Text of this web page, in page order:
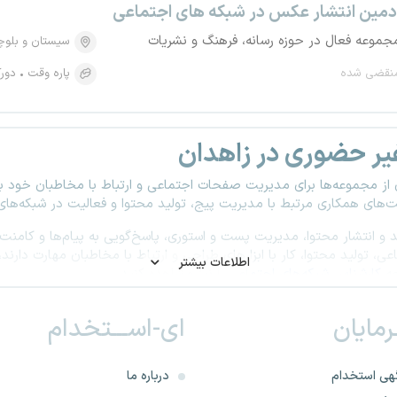
انتشار عکس در شبکه های اجتماعی
فعال در حوزه رسانه، فرهنگ و نشریات
شده
سیستان و
پاره وقت
اطلاعات بیشتر
حضوری در زاهدان
مجموعه‌ها برای مدیریت صفحات اجتماعی و ارتباط با مخاطبان خود
همکاری مرتبط با مدیریت پیج، تولید محتوا و فعالیت در
انتشار محتوا، مدیریت پست و استوری، پاسخ‌گویی به پیام‌ها و
تولید محتوا، کار با ابزارهای طراحی و ارتباط با مخاطبان مهارت
را نیز مشاهده کنید.
کاری مرتبط با ادمین شبکه‌های اجتماعی منتشر شده‌اند تا
فرصت‌های شغلی و آگهی‌های استخدامی در حوزه‌های مختلف در
اهمیت زیادی دارد. با استفاده از قالب‌های آماده
استخدام
ای-اســـتخدام
درباره ما